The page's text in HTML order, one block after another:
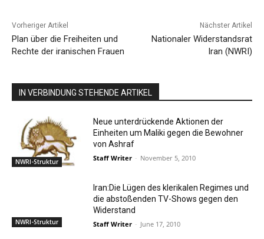
Vorheriger Artikel
Plan über die Freiheiten und
Rechte der iranischen Frauen
Nächster Artikel
Nationaler Widerstandsrat
Iran (NWRI)
IN VERBINDUNG STEHENDE ARTIKEL
NWRI-Struktur
Neue unterdrückende Aktionen der
Einheiten um Maliki gegen die Bewohner
von Ashraf
Staff Writer - November 5, 2010
NWRI-Struktur
Iran:Die Lügen des klerikalen Regimes und
die abstoßenden TV-Shows gegen den
Widerstand
Staff Writer - June 17, 2010